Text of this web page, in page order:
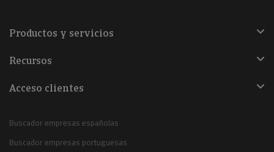
Productos y servicios
Recursos
Acceso clientes
Buscador empresas españolas
Buscador empresas portuguesas